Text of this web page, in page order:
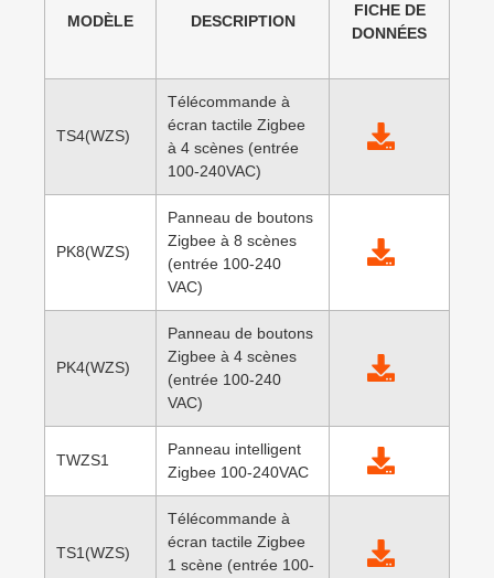
MODÈLE DESCRIPTION
FICHE DE
DONNÉES
TS4(WZS)
Télécommande à
écran tactile Zigbee
à 4 scènes (entrée
100-240VAC)
PK8(WZS)
Panneau de boutons
Zigbee à 8 scènes
(entrée 100-240
VAC)
PK4(WZS)
Panneau de boutons
Zigbee à 4 scènes
(entrée 100-240
VAC)
TWZS1
Panneau intelligent
Zigbee 100-240VAC
TS1(WZS)
Télécommande à
écran tactile Zigbee
1 scène (entrée 100-